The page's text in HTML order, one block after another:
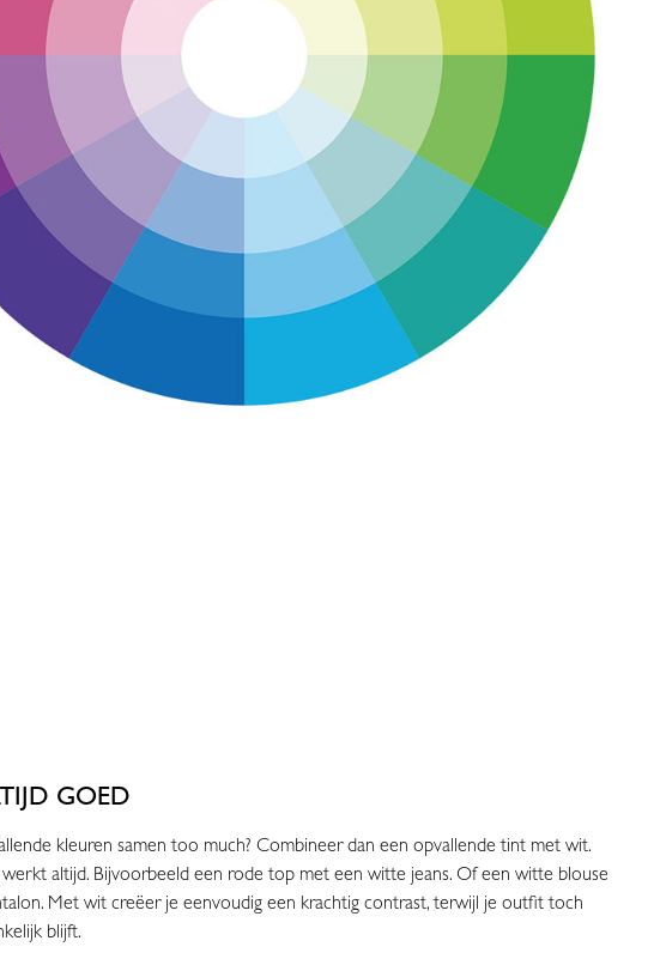
GOED
kleuren samen too much? Combineer dan een opvallende tint met wit.
altijd. Bijvoorbeeld een rode top met een witte jeans. Of een witte blouse
Met wit creëer je eenvoudig een krachtig contrast, terwijl je outfit toch
blijft.